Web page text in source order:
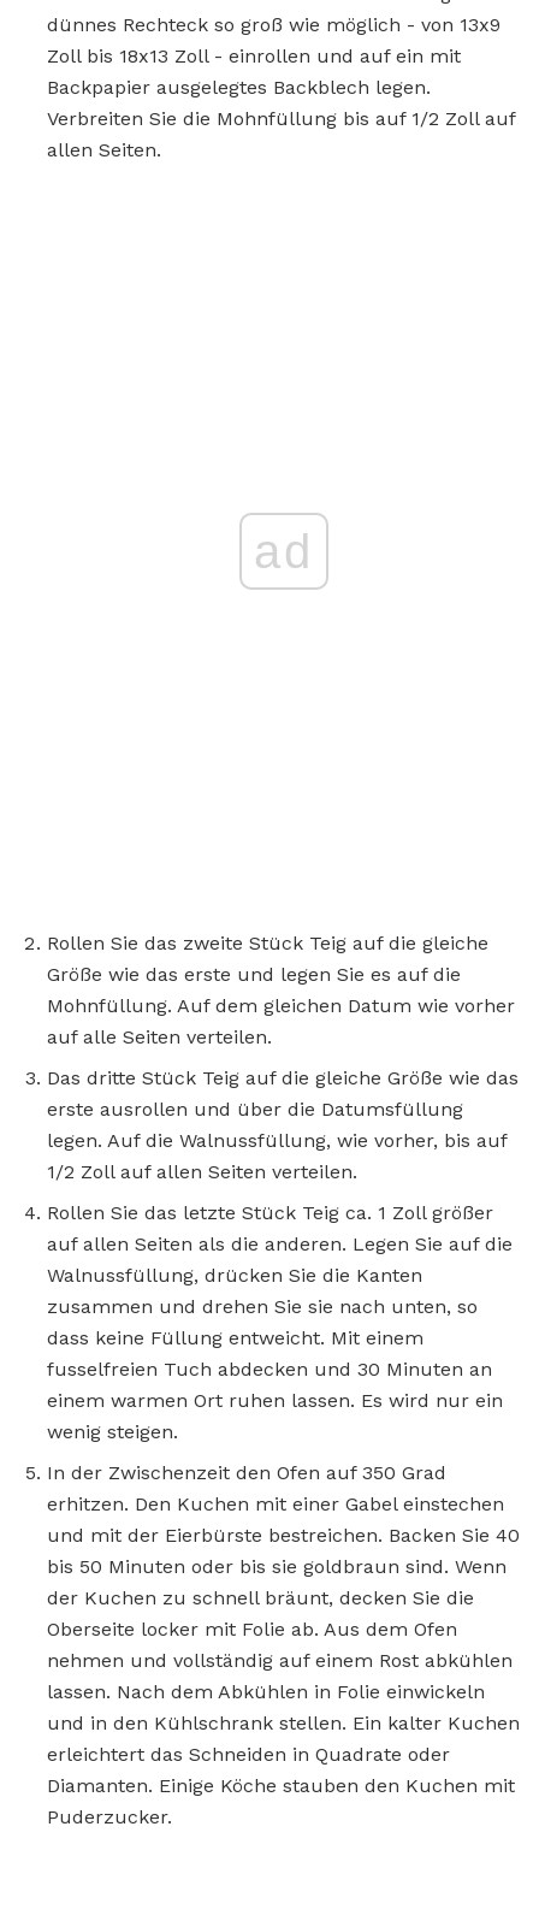
dünnes Rechteck so groß wie möglich - von 13x9
Zoll bis 18x13 Zoll - einrollen und auf ein mit
Backpapier ausgelegtes Backblech legen.
Verbreiten Sie die Mohnfüllung bis auf 1/2 Zoll auf
allen Seiten.
ad
Rollen Sie das zweite Stück Teig auf die gleiche
Größe wie das erste und legen Sie es auf die
Mohnfüllung. Auf dem gleichen Datum wie vorher
auf alle Seiten verteilen.
Das dritte Stück Teig auf die gleiche Größe wie das
erste ausrollen und über die Datumsfüllung
legen. Auf die Walnussfüllung, wie vorher, bis auf
1/2 Zoll auf allen Seiten verteilen.
Rollen Sie das letzte Stück Teig ca. 1 Zoll größer
auf allen Seiten als die anderen. Legen Sie auf die
Walnussfüllung, drücken Sie die Kanten
zusammen und drehen Sie sie nach unten, so
dass keine Füllung entweicht. Mit einem
fusselfreien Tuch abdecken und 30 Minuten an
einem warmen Ort ruhen lassen. Es wird nur ein
wenig steigen.
In der Zwischenzeit den Ofen auf 350 Grad
erhitzen. Den Kuchen mit einer Gabel einstechen
und mit der Eierbürste bestreichen. Backen Sie 40
bis 50 Minuten oder bis sie goldbraun sind. Wenn
der Kuchen zu schnell bräunt, decken Sie die
Oberseite locker mit Folie ab. Aus dem Ofen
nehmen und vollständig auf einem Rost abkühlen
lassen. Nach dem Abkühlen in Folie einwickeln
und in den Kühlschrank stellen. Ein kalter Kuchen
erleichtert das Schneiden in Quadrate oder
Diamanten. Einige Köche stauben den Kuchen mit
Puderzucker.